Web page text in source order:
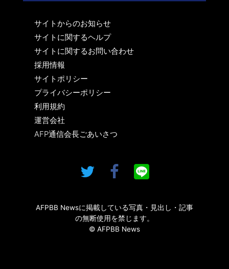
サイトからのお知らせ
サイトに関するヘルプ
サイトに関するお問い合わせ
採用情報
サイトポリシー
プライバシーポリシー
利用規約
運営会社
AFP通信会長ごあいさつ
AFPBB Newsに掲載している写真・見出し・記事
の無断使用を禁じます。
© AFPBB News